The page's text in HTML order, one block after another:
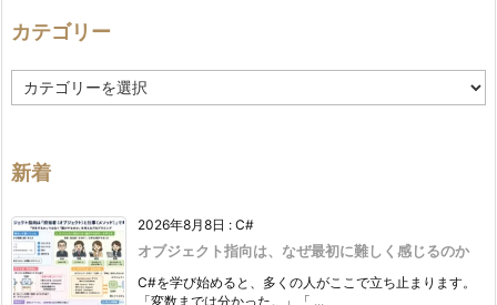
カテゴリー
テ
ー
新着
2026年8月8日 : C#
オブジェクト指向は、なぜ最初に難しく感じるのか
C#を学び始めると、多くの人がここで立ち止まります。
「変数までは分かった。」「 ...